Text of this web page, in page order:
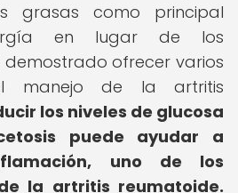
grasas como principal
en lugar de los
ofrecer varios
manejo de la artritis
los niveles de glucosa
puede ayudar a
uno de los
la artritis reumatoide.